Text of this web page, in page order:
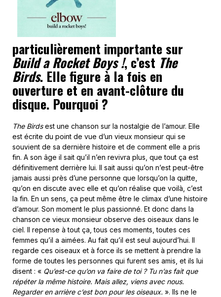
particulièrement importante sur
Build a Rocket Boys !, c’est The
Birds. Elle figure à la fois en
ouverture et en avant-clôture du
disque. Pourquoi ?
The Birdsest une chanson sur la nostalgie de l’amour. Elle
est écrite du point de vue d’un vieux monsieur qui se
souvient de sa dernière histoire et de comment elle a pris
fin. A son âge il sait qu’il n’en revivra plus, que tout ça est
définitivement derrière lui. Il sait aussi qu’on n’est peut-être
jamais aussi près d’une personne que lorsqu’on la quitte,
qu’on en discute avec elle et qu’on réalise que voilà, c’est
la fin. En un sens, ça peut même être le climax d’une histoire
d’amour. Son moment le plus passionné. Et donc dans la
chanson ce vieux monsieur observe des oiseaux dans le
ciel. Il repense à tout ça, tous ces moments, toutes ces
femmes qu’il a aimées. Au fait qu’il est seul aujourd’hui. Il
regarde ces oiseaux et à force ils se mettent à prendre la
forme de toutes les personnes qui furent ses amis, et ils lui
disent : « Qu’est-ce qu’on va faire de toi ? Tu n’as fait que
répéter la même histoire. Mais allez, viens avec nous.
Regarder en arrière c’est bon pour les oiseaux. ». Ils ne le